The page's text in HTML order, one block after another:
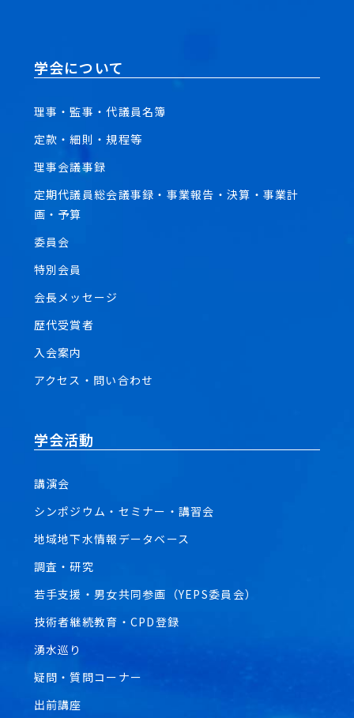
学会について
理事・監事・代議員名簿
定款・細則・規程等
理事会議事録
定期代議員総会議事録・事業報告・決算・事業計
画・予算
委員会
特別会員
会長メッセージ
歴代受賞者
入会案内
アクセス・問い合わせ
学会活動
講演会
シンポジウム・セミナー・講習会
地域地下水情報データベース
調査・研究
若手支援・男女共同参画（YEPS委員会）
技術者継続教育・CPD登録
湧水巡り
疑問・質問コーナー
出前講座